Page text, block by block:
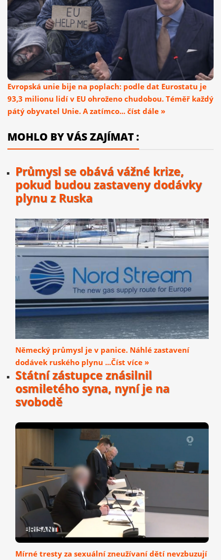
Evropská unie bije na poplach: podle dat Eurostatu je
93,3 milionu lidí v EU ohroženo chudobou. Téměř každý
pátý obyvatel Unie. A zatímco... číst dále »
MOHLO BY VÁS ZAJÍMAT :
Průmysl se obává vážné krize,
pokud budou zastaveny dodávky
plynu z Ruska
Německý průmysl je v panice. Náhlé zastavení
dodávek ruského plynu ...Číst více »
Státní zástupce znásilnil
osmiletého syna, nyní je na
svobodě
Mírné tresty za sexuální zneužívaní dětí nevzbuzují